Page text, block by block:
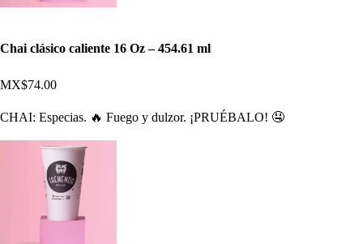
Chai clásico caliente 16 Oz – 454.61 ml
MX$74.00
CHAI: Especias. 🔥 Fuego y dulzor. ¡PRUÉBALO! 🤤